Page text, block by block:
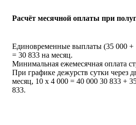
Расчёт месячной оплаты при
Единовременные выплаты (35 000 +
= 30 833 на месяц.
Минимальная ежемесячная оплата
При графике дежурств сутки через
месяц, 10 х 4 000 = 40 000 30 833 +
833.